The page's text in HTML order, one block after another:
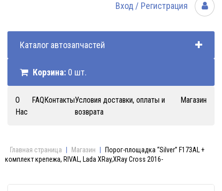
Вход / Регистрация
Каталог автозапчастей
Корзина: 0 шт.
О
Нас
FAQКонтактыУсловия доставки, оплаты и
возврата
Магазин
Главная страница Магазин
Порог-площадка “Silver” F173AL +
комплект крепежа, RIVAL, Lada XRay,XRay Cross 2016-